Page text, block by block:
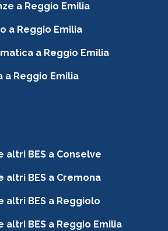
a Reggio Emilia
a Reggio Emilia
a Reggio Emilia
a Reggio Emilia
altri BES a Conselve
altri BES a Cremona
altri BES a Reggiolo
altri BES a Reggio Emilia